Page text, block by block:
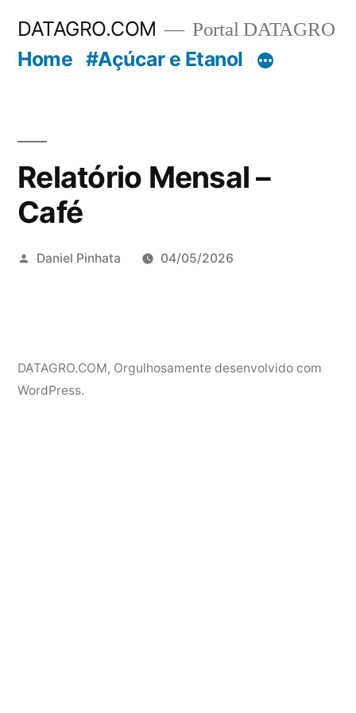
DATAGRO.COM Portal DATAGRO
Home #Açúcar e Etanol
Relatório Mensal –
Café
Publicado
Daniel Pinhata 04/05/2026
DATAGRO.COM, Orgulhosamente desenvolvido com
WordPress.